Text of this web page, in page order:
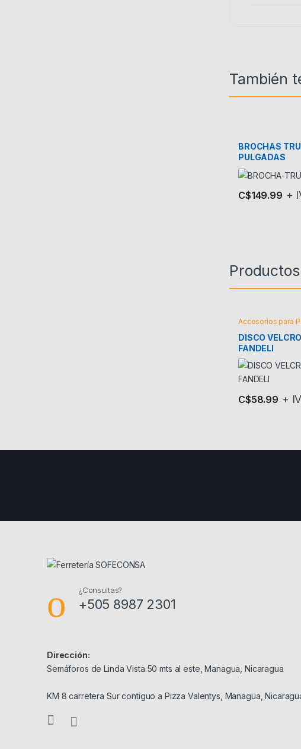
También
BROCHAS
PULGADAS
C$149.99 +
Accesorios para
DISCO
FANDELI
C$58.99 +
¿Consultas?
+505 8987 2301
Dirección:
Semáforos de Linda Vista 50 mts al este, Managua, Nicaragua
KM 8 carretera Sur contiguo a Pizza Valentys, Managua,